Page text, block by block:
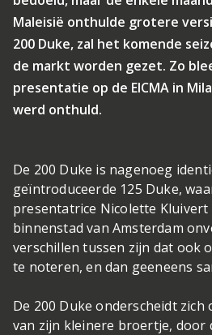
Maleisië onthulde grotere
200 Duke, zal het komende
de markt worden gezet. Zo
presentatie op de EICMA in
werd onthuld.
De 200 Duke is nagenoeg
geïntroduceerde 125 Duke,
presentatrice Nicolette Kluivert
binnenstad van Amsterdam
verschillen tussen zijn dat ook
te noteren, en dan geeneens
De 200 Duke onderscheidt
van zijn kleinere broertje, door